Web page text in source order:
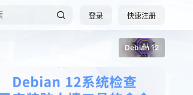
登录 快速注册
Debian 12